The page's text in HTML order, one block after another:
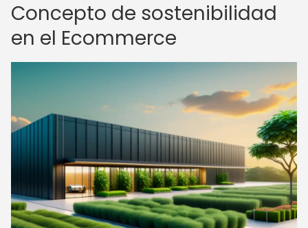
Concepto de sostenibilidad
en el Ecommerce